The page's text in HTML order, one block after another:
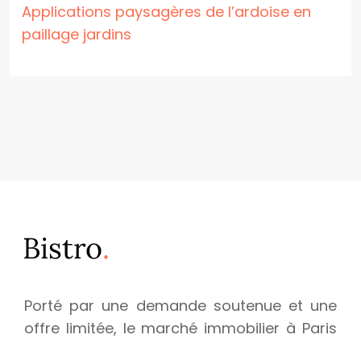
Applications paysagères de l’ardoise en
paillage jardins
Porté par une demande soutenue et une
offre limitée, le marché immobilier à Paris